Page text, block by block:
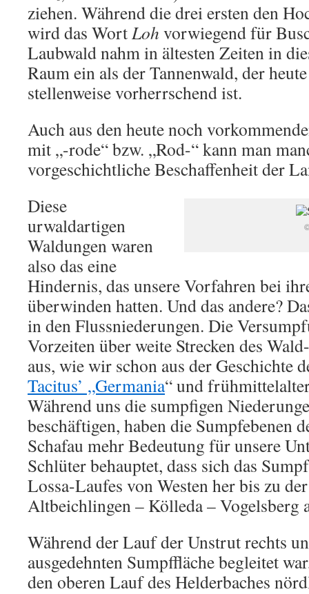
ziehen. Während die drei ersten den
wird das WortLoh vorwiegend für
Laubwald nahm in ältesten Zeiten in
Raum ein als der Tannenwald, der
stellenweise vorherrschend ist.
Auch aus den heute noch
mit „-rode“ bzw. „Rod-“ kann man
vorgeschichtliche Beschaffenheit der
Diese
urwaldartigen
Waldungen waren
also das eine
Hindernis, das unsere Vorfahren bei
überwinden hatten. Und das andere?
in den Flussniederungen. Die
Vorzeiten über weite Strecken des
aus, wie wir schon aus der Geschichte
Tacitus’ „Germania“ und
Während uns die sumpfigen
beschäftigen, haben die Sumpfebenen
Schafau mehr Bedeutung für unsere
Schlüter behauptet, dass sich das
Lossa-Laufes von Westen her bis zu
Altbeichlingen – Kölleda – Vogelsberg
Während der Lauf der Unstrut rechts
ausgedehnten Sumpffläche begleitet
den oberen Lauf des Helderbaches